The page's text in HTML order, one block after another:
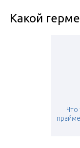
Какой
Что